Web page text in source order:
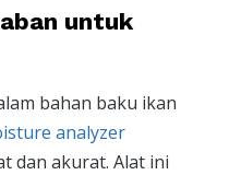
untuk
bahan baku ikan
analyzer
dan akurat. Alat ini